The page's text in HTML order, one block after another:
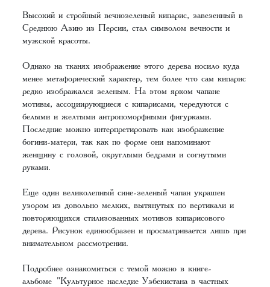
Высокий и стройный вечнозеленый кипарис, завезенный в
Среднюю Азию из Персии, стал символом вечности и
мужской красоты.
Однако на тканях изображение этого дерева носило куда
менее метафорический характер, тем более что сам кипарис
редко изображался зеленым. На этом ярком чапане
мотивы, ассоциирующиеся с кипарисами, чередуются с
белыми и желтыми антропоморфными фигурками.
Последние можно интерпретировать как изображение
богини-матери, так как по форме они напоминают
женщину с головой, округлыми бедрами и согнутыми
руками.
Еще один великолепный сине-зеленый чапан украшен
узором из довольно мелких, вытянутых по вертикали и
повторяющихся стилизованных мотивов кипарисового
дерева. Рисунок единообразен и просматривается лишь при
внимательном рассмотрении.
Подробнее ознакомиться с темой можно в книге-
альбоме "Культурное наследие Узбекистана в частных